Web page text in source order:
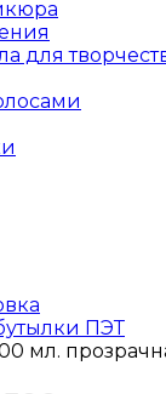
для
ПЭТ
мл.